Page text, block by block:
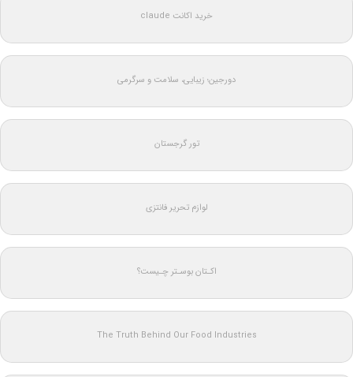
خرید اکانت claude
دورجین؛ زیبایی، سلامت و سرگرمی
تور گرجستان
لوازم تحریر فانتزی
اکـتان بوسـتر چـیست؟
The Truth Behind Our Food Industries